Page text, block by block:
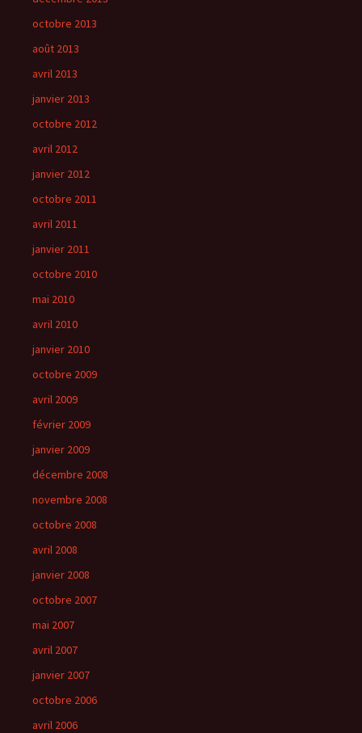
octobre 2013
août 2013
avril 2013
janvier 2013
octobre 2012
avril 2012
janvier 2012
octobre 2011
avril 2011
janvier 2011
octobre 2010
mai 2010
avril 2010
janvier 2010
octobre 2009
avril 2009
février 2009
janvier 2009
décembre 2008
novembre 2008
octobre 2008
avril 2008
janvier 2008
octobre 2007
mai 2007
avril 2007
janvier 2007
octobre 2006
avril 2006